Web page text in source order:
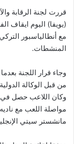
قررت لجنة الرقابة
(يويفا) اليوم ايقاف
مع أنطالياسبور
المنشطات.
وجاء قرار اللجنة
من قبل الوكالة
مواصلة اللعب مع
مانشستر سيتي